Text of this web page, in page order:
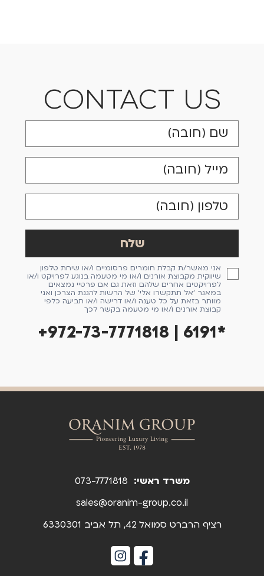
CONTACT US
אני מאשר/ת קבלת חומרים פרסומיים ו/או שיחת טלפון
שיווקית מקבוצת אורנים ו/או מי מטעמה בנוגע לפרויקט ו/או
לפרויקטים אחרים שלהם וזאת גם אם פרטיי נמצאים
במאגר 'אל תתקשרו אלי' של הרשות להגנת הצרכן ואני
מוותר בזאת על כל טענה ו/או דרישה ו/או תביעה כלפי
קבוצת אורנים ו/או מי מטעמה בקשר לכך
+972-73-7771818 | 6191*
משרד ראשי: 073-7771818
sales@oranim-group.co.il
רציף הרברט סמואל 42, תל אביב 6330301